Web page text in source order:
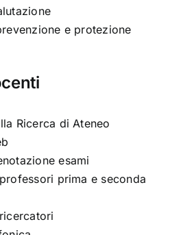
e protezione
Ricerca di Ateneo
esami
prima e seconda